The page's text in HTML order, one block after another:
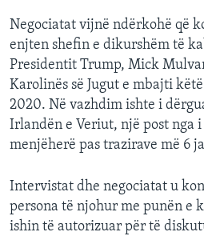
Negociatat vijnë ndërkohë që
enjten shefin e dikurshëm të
Presidentit Trump, Mick
Karolinës së Jugut e mbajti
2020. Në vazhdim ishte i
Irlandën e Veriut, një post nga
menjëherë pas trazirave më 6
Intervistat dhe negociatat u
persona të njohur me punën e
ishin të autorizuar për të